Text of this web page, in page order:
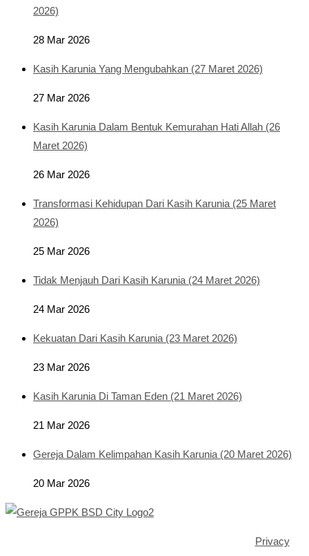
2026)
28 Mar 2026
Kasih Karunia Yang Mengubahkan (27 Maret 2026)
27 Mar 2026
Kasih Karunia Dalam Bentuk Kemurahan Hati Allah (26
Maret 2026)
26 Mar 2026
Transformasi Kehidupan Dari Kasih Karunia (25 Maret
2026)
25 Mar 2026
Tidak Menjauh Dari Kasih Karunia (24 Maret 2026)
24 Mar 2026
Kekuatan Dari Kasih Karunia (23 Maret 2026)
23 Mar 2026
Kasih Karunia Di Taman Eden (21 Maret 2026)
21 Mar 2026
Gereja Dalam Kelimpahan Kasih Karunia (20 Maret 2026)
20 Mar 2026
Privacy